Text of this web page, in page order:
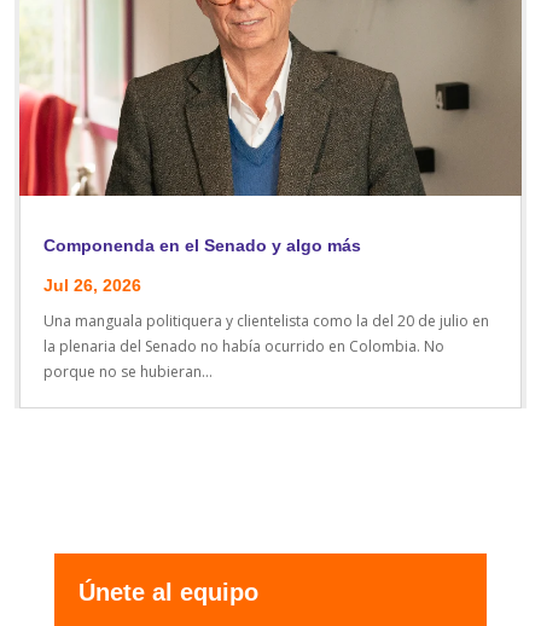
Componenda en el Senado y algo más
Jul 26, 2026
Una manguala politiquera y clientelista como la del 20 de julio en
la plenaria del Senado no había ocurrido en Colombia. No
porque no se hubieran...
Únete al equipo